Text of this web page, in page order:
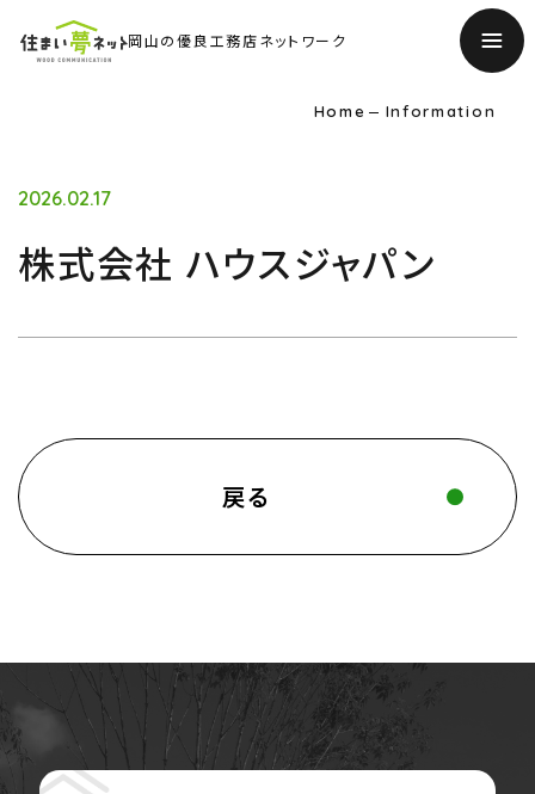
岡山の優良工務店ネットワーク
トップページ
住まい夢ネットとは
私たちの目指す家づくり
Members
Home Information
2026.02.17
株式会社 ハウスジャパン
戻る